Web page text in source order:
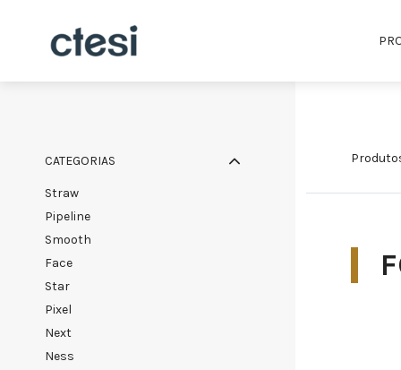
CATEGORIAS
straw
pipeline
smooth
face
star
pixel
next
ness